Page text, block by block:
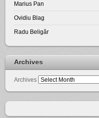
Marius Pan
Ovidiu Blag
Radu Beligăr
Archives
Archives